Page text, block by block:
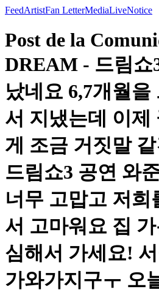
FeedArtistFan LetterMediaLiveNotice
Post de la
DREAM - 드림
났네요 6,7개월을
서 지냈는데 이제
게 조금 거짓말
드림쇼3 공연 와
너무 고맙고 저희
서 고마워요 집
심해서 가세요!
가와가지구ㅜ 오